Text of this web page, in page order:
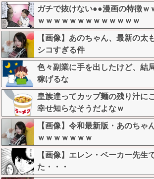
ガチで抜けない●●漫画の特徴ｗ
ｗｗｗｗｗｗｗｗｗｗｗｗｗ
【画像】あのちゃん、最新の太
シコすぎる件
色々副業に手を出したけど、結
稼げるな
皇族達ってカップ麺の残り汁に
幸せ知らなそうだよなｗ
【画像】令和最新版・あのちゃ
ｗｗｗｗｗｗｗ
【画像】エレン・ベーカー先生
た・・・